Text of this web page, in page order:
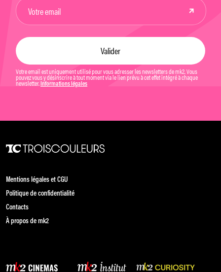
Votre email est uniquement utilisé pour vous adresser les newsletters de mk2. Vous
pouvez vous y désinscrire à tout moment via le lien prévu à cet effet intégré à chaque
newsletter. Informations légales
Mentions légales et CGU
Politique de confidentialité
Contacts
À propos de mk2